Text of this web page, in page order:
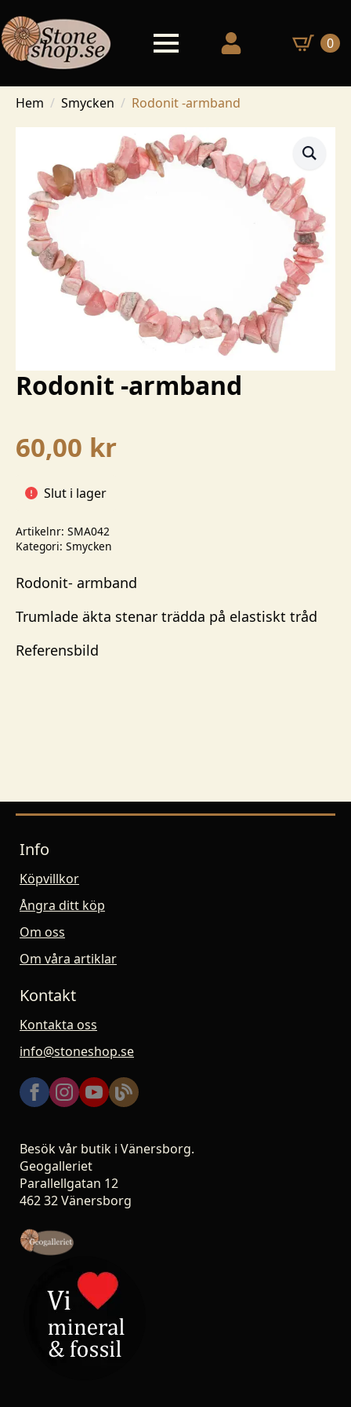
0
Hem Smycken Rodonit -armband
Rodonit -armband
60,00 kr
Slut i lager
Artikelnr: SMA042
Kategori: Smycken
Rodonit- armband
Trumlade äkta stenar trädda på elastiskt tråd
Referensbild
Info
Köpvillkor
Ångra ditt köp
Om oss
Om våra artiklar
Kontakt
Kontakta oss
info@stoneshop.se
Besök vår butik i Vänersborg.
Geogalleriet
Parallellgatan 12
462 32 Vänersborg